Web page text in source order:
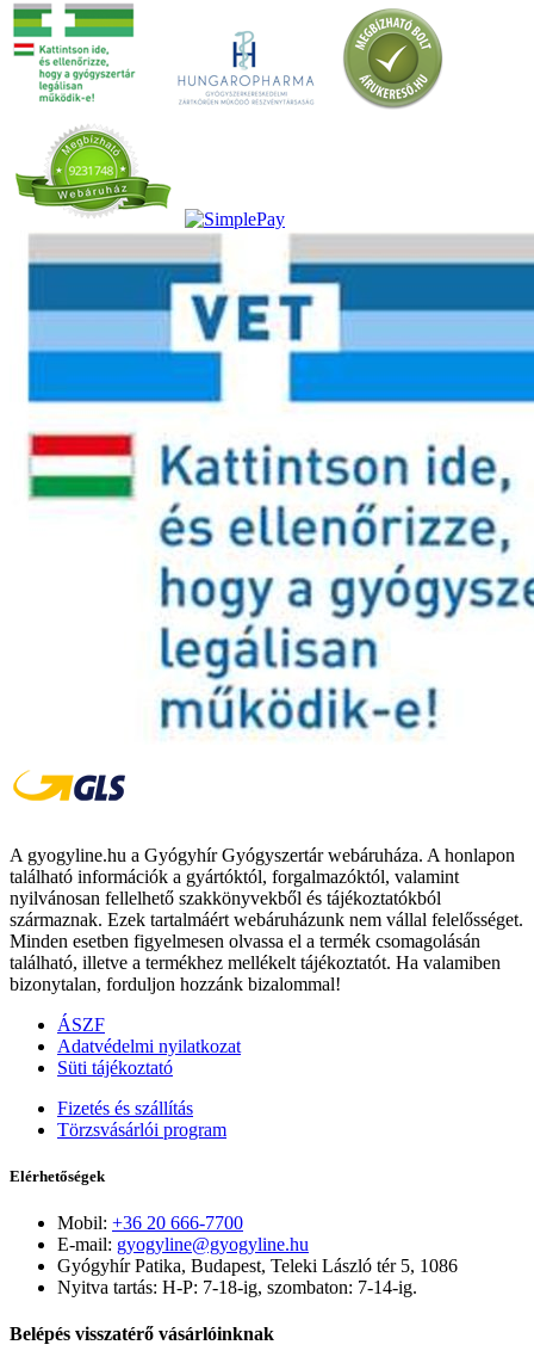
A gyogyline.hu a Gyógyhír Gyógyszertár webáruháza. A honlapon
található információk a gyártóktól, forgalmazóktól, valamint
nyilvánosan fellelhető szakkönyvekből és tájékoztatókból
származnak. Ezek tartalmáért webáruházunk nem vállal felelősséget.
Minden esetben figyelmesen olvassa el a termék csomagolásán
található, illetve a termékhez mellékelt tájékoztatót. Ha valamiben
bizonytalan, forduljon hozzánk bizalommal!
ÁSZF
Adatvédelmi nyilatkozat
Süti tájékoztató
Fizetés és szállítás
Törzsvásárlói program
Elérhetőségek
Mobil: +36 20 666-7700
E-mail: gyogyline@gyogyline.hu
Gyógyhír Patika, Budapest, Teleki László tér 5, 1086
Nyitva tartás: H-P: 7-18-ig, szombaton: 7-14-ig.
Belépés visszatérő vásárlóinknak